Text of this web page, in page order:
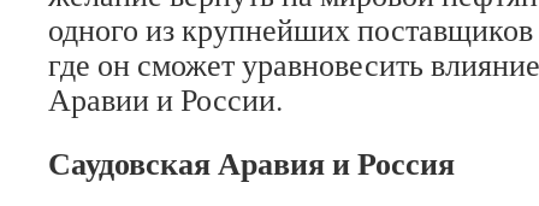
одного из крупнейших поставщиков
где он сможет уравновесить
Аравии и России.
Саудовская Аравия и Россия